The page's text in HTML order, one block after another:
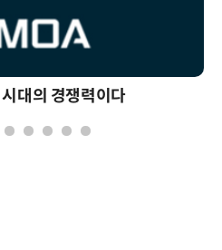
대의 경쟁력이다